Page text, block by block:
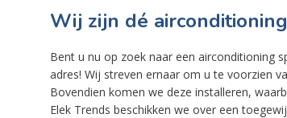
Wij zijn dé
Bent u nu op zoek naar een airconditioning
adres! Wij streven ernaar om u te voorzien
Bovendien komen we deze installeren,
Elek Trends beschikken we over een